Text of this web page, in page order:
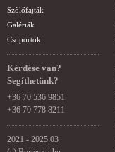
Szőlőfajták
Galériák
Csoportok
Kérdése van?
Segíthetünk?
+36 70 536 9851
+36 70 778 8211
2021 - 2025.03